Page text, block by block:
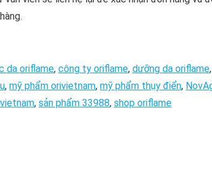
da oriflame, công ty oriflame, dưỡng da oriflame,
, mỹ phẩm orivietnam, mỹ phẩm thụy điển,
, sản phẩm 33988, shop oriflame